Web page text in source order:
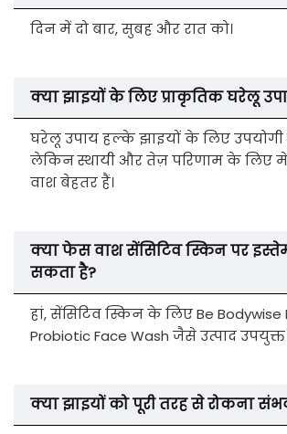
दिन में दो बार, सुबह और रात को।
क्या झाइयों के लिए प्राकृतिक घरेलू
घरेलू उपाय हल्के झाइयों के लिए
लेकिन स्थायी और तेज़ परिणाम के लिए
वाश बेहतर हैं।
क्या फेस वाश सेंसिटिव स्किन पर
सकता है?
हां, सेंसिटिव स्किन के लिए Be Bodywise
Probiotic Face Wash जैसे उत्पाद उपयुक्त
क्या झाइयों को पूरी तरह से रोकना